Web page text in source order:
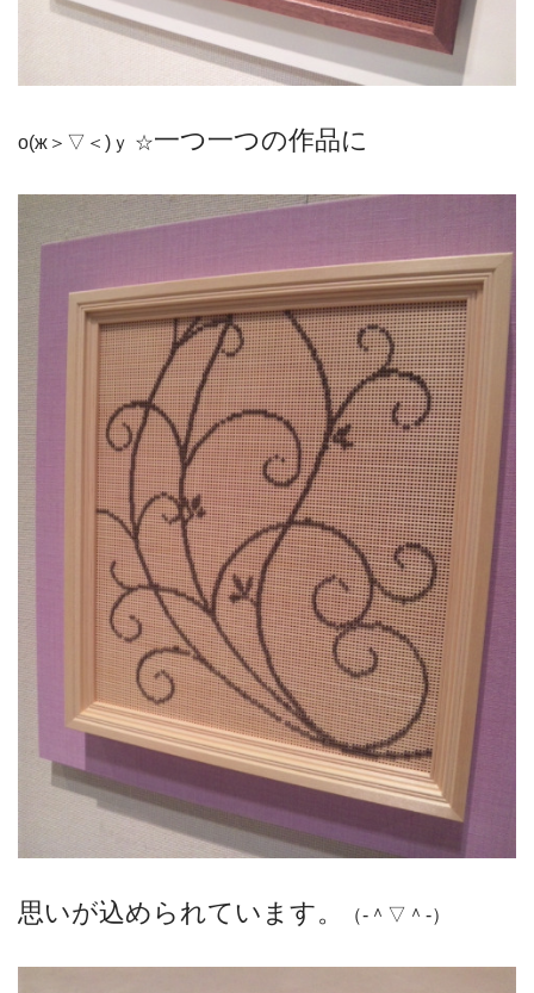
о(ж＞▽＜)ｙ ☆一つ一つの作品に
思いが込められています。 （‐＾▽＾‐）